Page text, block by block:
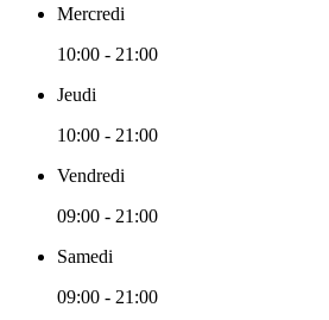
Mercredi
10:00 - 21:00
Jeudi
10:00 - 21:00
Vendredi
09:00 - 21:00
Samedi
09:00 - 21:00